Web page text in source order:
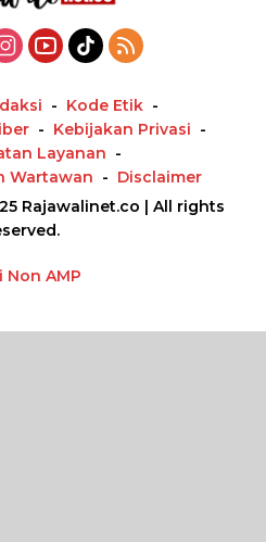
Kode Etik
Kebijakan Privasi
Layanan
Wartawan
Disclaimer
Rajawalinet.co | All rights
Non AMP